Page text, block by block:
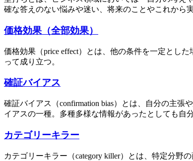
確な答えのない悩みや迷い、将来のことやこれか
価格効果（全部効果）
価格効果（price effect）とは、他の条件を一定とし
って成り立つ。
確証バイアス
確証バイアス（confirmation bias）とは、自分の主
イアスの一種。多種多様な情報があったとしても
カテゴリーキラー
カテゴリーキラー（category killer）とは、特定分野